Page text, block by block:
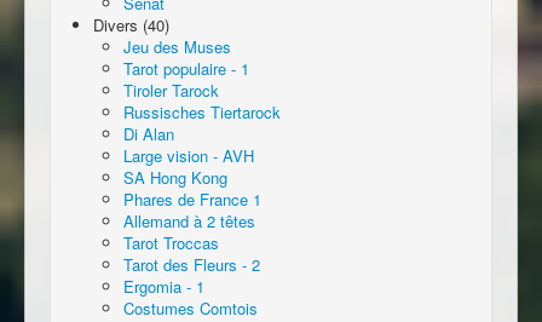
Divers (40)
Jeu des Muses
Tarot populaire - 1
Tiroler Tarock
Russisches Tiertarock
Di Alan
Large vision - AVH
SA Hong Kong
Phares de France 1
Allemand à 2 têtes
Tarot Troccas
Tarot des Fleurs - 2
Ergomia - 1
Costumes Comtois